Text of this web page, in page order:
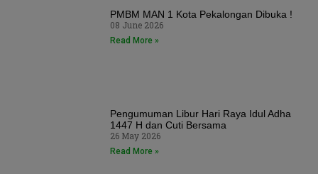
PMBM MAN 1 Kota Pekalongan Dibuka !
08 June 2026
Read More »
Pengumuman Libur Hari Raya Idul Adha
1447 H dan Cuti Bersama
26 May 2026
Read More »